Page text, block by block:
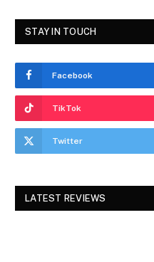
STAY IN TOUCH
Facebook
TikTok
Twitter
LATEST REVIEWS